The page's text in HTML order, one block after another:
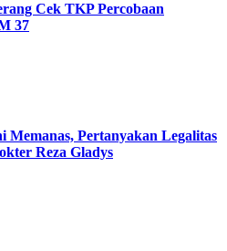
Cek TKP Percobaan
37
Pertanyakan Legalitas
Reza Gladys